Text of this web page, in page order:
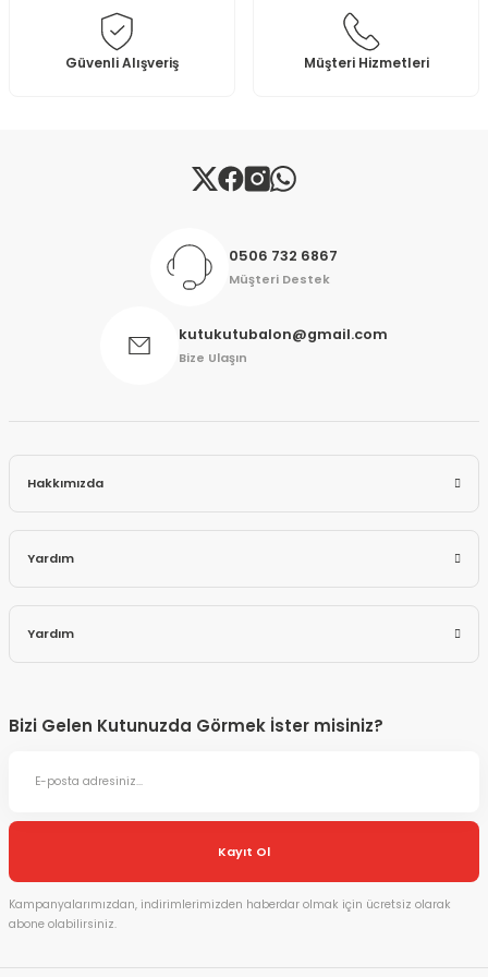
Bu ürüne benzer farklı alternatifler olmalı.
Gönder
Güvenli Alışveriş Müşteri Hizmetleri
0506 732 6867
Müşteri Destek
kutukutubalon@gmail.com
Bize Ulaşın
Hakkımızda
Yardım
Yardım
Bizi Gelen Kutunuzda Görmek İster misiniz?
Kayıt Ol
Kampanyalarımızdan, indirimlerimizden haberdar olmak için ücretsiz olarak
abone olabilirsiniz.